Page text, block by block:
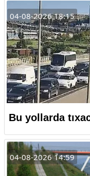
04-08-2026 18:15
Bu yollarda
04-08-2026 14:59